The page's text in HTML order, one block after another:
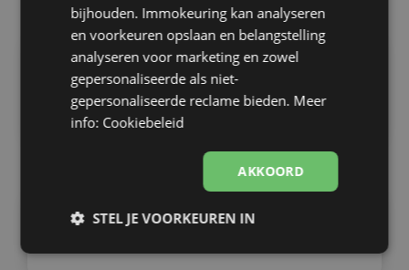
Officieel attest
We schrijven het asbest attest en bezorgen het
heel snel.
Duidelijke uitleg
U kan helderheid geven aan bestuur en ouders
bijhouden. Immokeuring kan analyseren
en voorkeuren opslaan en belangstelling
analyseren voor marketing en zowel
gepersonaliseerde als niet-
gepersonaliseerde reclame bieden. Meer
info: Cookiebeleid
AKKOORD
STEL JE VOORKEUREN IN
Strikt
Prestatie Targeting